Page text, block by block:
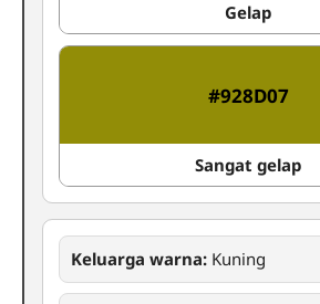
Gelap
#928D07
Sangat gelap
Keluarga warna: Kuning